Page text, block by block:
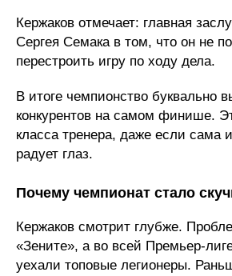
Кержаков отмечает: главная
Сергея Семака в том, что он не
перестроить игру по ходу дела.
В итоге чемпионство буквально
конкурентов на самом финише.
класса тренера, даже если сама
радует глаз.
Почему чемпионат стало
Кержаков смотрит глубже.
«Зените», а во всей Премьер-
уехали топовые легионеры.